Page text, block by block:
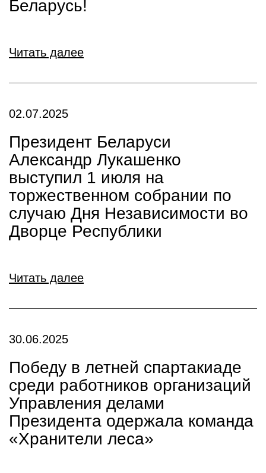
Беларусь!
Читать далее
02.07.2025
Президент Беларуси
Александр Лукашенко
выступил 1 июля на
торжественном собрании по
случаю Дня Независимости во
Дворце Республики
Читать далее
30.06.2025
Победу в летней спартакиаде
среди работников организаций
Управления делами
Президента одержала команда
«Хранители леса»